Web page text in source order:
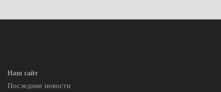
Наш сайт
Последние новости